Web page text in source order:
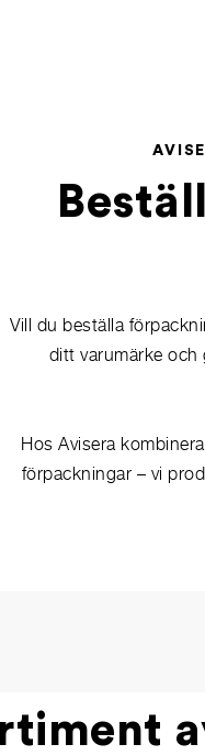
Vill du beställa
ditt varumärke och
Hos Avisera
förpackningar – vi